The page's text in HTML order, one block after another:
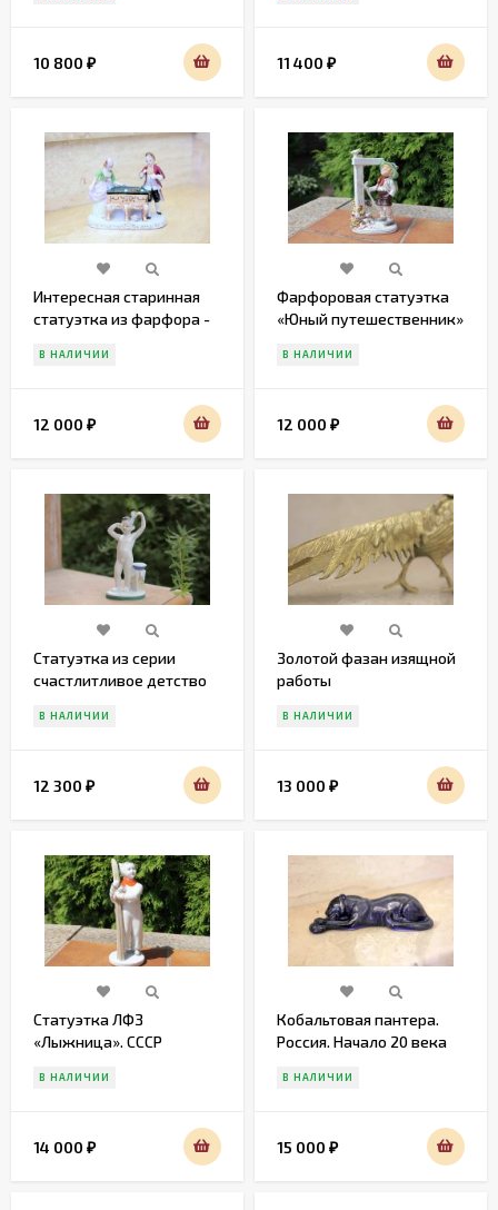
10 800 ₽ 11 400 ₽
Интересная старинная
статуэтка из фарфора -
В НАЛИЧИИ
12 000 ₽
Фарфоровая статуэтка
«Юный путешественник»
20 век.
В НАЛИЧИИ
12 000 ₽
Статуэтка из серии
счастлитливое детство
В НАЛИЧИИ
12 300 ₽
Золотой фазан изящной
работы
В НАЛИЧИИ
13 000 ₽
Статуэтка ЛФЗ
«Лыжница». СССР
В НАЛИЧИИ
14 000 ₽
Кобальтовая пантера.
Россия. Начало 20 века
В НАЛИЧИИ
15 000 ₽